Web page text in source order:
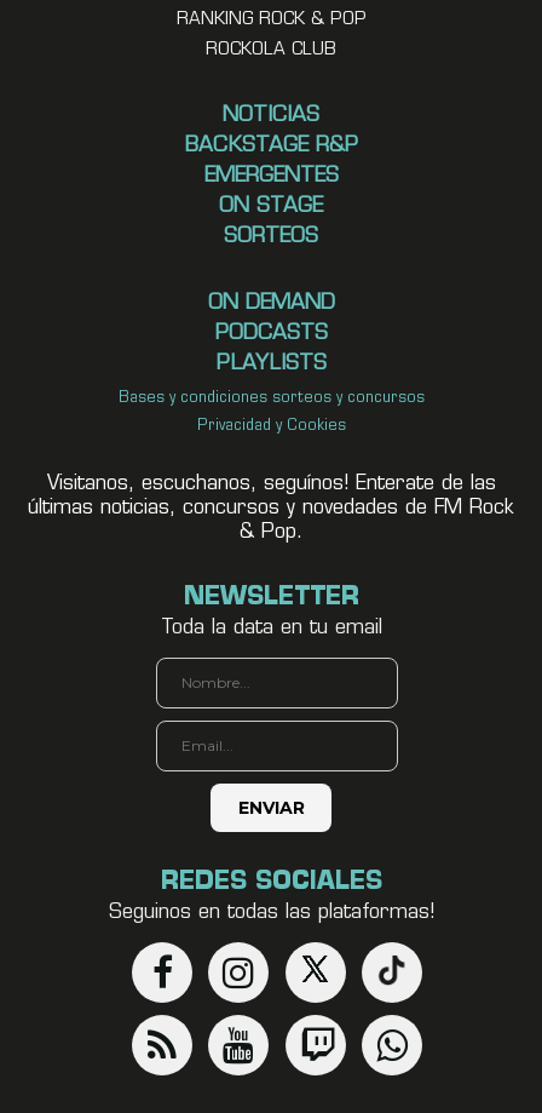
RANKING ROCK & POP
ROCKOLA CLUB
NOTICIAS
BACKSTAGE R&P
EMERGENTES
ON STAGE
SORTEOS
ON DEMAND
PODCASTS
PLAYLISTS
Bases y condiciones sorteos y concursos
Privacidad y Cookies
Visitanos, escuchanos, seguínos! Enterate de las
últimas noticias, concursos y novedades de FM Rock
& Pop.
NEWSLETTER
Toda la data en tu email
REDES SOCIALES
Seguinos en todas las plataformas!